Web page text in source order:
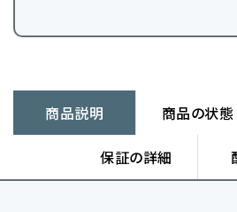
商品説明 商品の状態
保証の詳細